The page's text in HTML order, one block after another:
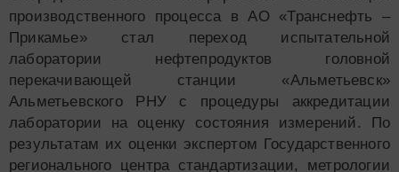
производственного процесса в АО «Транснефть –
Прикамье» стал переход испытательной
лаборатории нефтепродуктов головной
перекачивающей станции «Альметьевск»
Альметьевского РНУ с процедуры аккредитации
лаборатории на оценку состояния измерений. По
результатам их оценки экспертом Государственного
регионального центра стандартизации, метрологии